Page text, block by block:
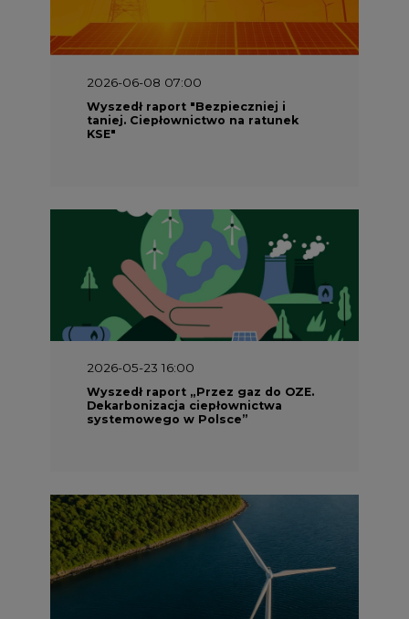
2026-06-08 07:00
Wyszedł raport "Bezpieczniej i
taniej. Ciepłownictwo na ratunek
KSE"
2026-05-23 16:00
Wyszedł raport „Przez gaz do OZE.
Dekarbonizacja ciepłownictwa
systemowego w Polsce”